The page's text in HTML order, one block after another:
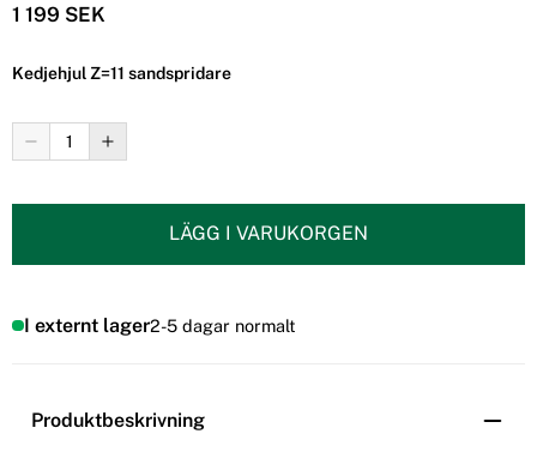
1 199 SEK
Kedjehjul Z=11 sandspridare
LÄGG I VARUKORGEN
I externt lager2-5 dagar normalt
Produktbeskrivning